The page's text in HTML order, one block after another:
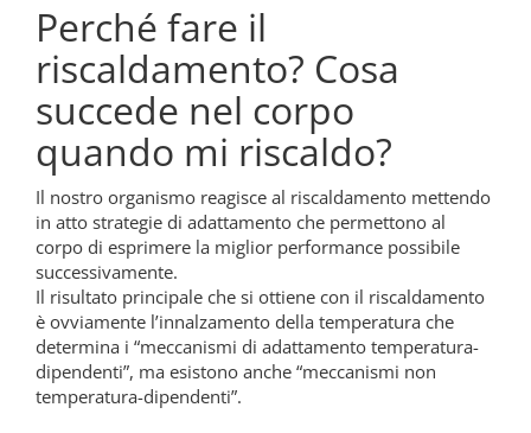
Perché fare il
riscaldamento? Cosa
succede nel corpo
quando mi riscaldo?
Il nostro organismo reagisce al riscaldamento mettendo
in atto strategie di adattamento che permettono al
corpo di esprimere la miglior performance possibile
successivamente.
Il risultato principale che si ottiene con il riscaldamento
è ovviamente l’innalzamento della temperatura che
determina i “meccanismi di adattamento temperatura-
dipendenti”, ma esistono anche “meccanismi non
temperatura-dipendenti”.